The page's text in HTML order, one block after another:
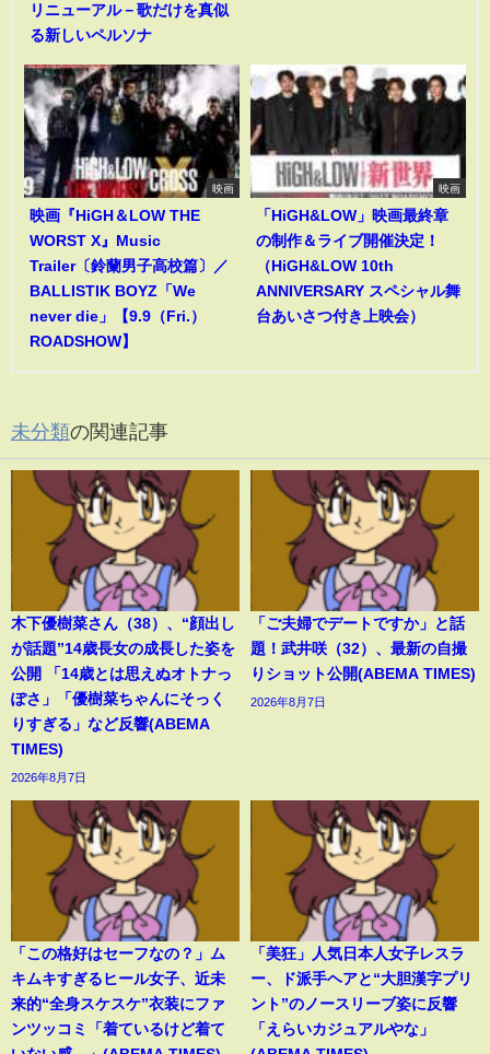
リニューアル－歌だけを真似
る新しいペルソナ
映画
映画『HiGH＆LOW THE
WORST X』Music
Trailer〔鈴蘭男子高校篇〕／
BALLISTIK BOYZ「We
never die」【9.9（Fri.）
ROADSHOW】
映画
「HiGH&LOW」映画最終章
の制作＆ライブ開催決定！
（HiGH&LOW 10th
ANNIVERSARY スペシャル舞
台あいさつ付き上映会）
未分類の関連記事
木下優樹菜さん（38）、“顔出し
が話題”14歳長女の成長した姿を
公開 「14歳とは思えぬオトナっ
ぽさ」「優樹菜ちゃんにそっく
りすぎる」など反響(ABEMA
TIMES)
2026年8月7日
「ご夫婦でデートですか」と話
題！武井咲（32）、最新の自撮
りショット公開(ABEMA TIMES)
2026年8月7日
「この格好はセーフなの？」ム
キムキすぎるヒール女子、近未
来的“全身スケスケ”衣装にファ
ンツッコミ「着ているけど着て
「美狂」人気日本人女子レスラ
ー、ド派手ヘアと“大胆漢字プリ
ント”のノースリーブ姿に反響
「えらいカジュアルやな」